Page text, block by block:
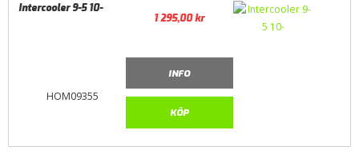
HOM09355
Intercooler 9-5 10-
1 295,00kr
INFO
KÖP